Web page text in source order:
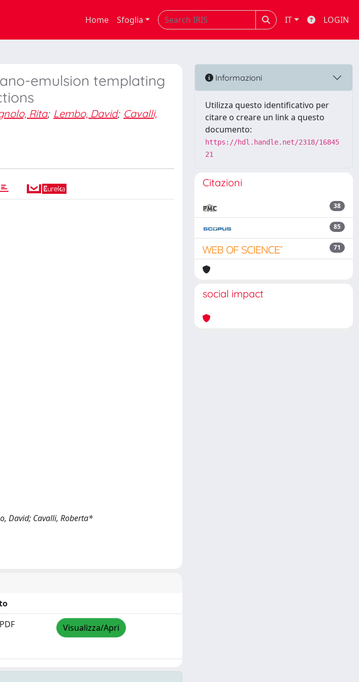
Home Sfoglia IT LOGIN
emulsion templating
Rita; Lembo, David; Cavalli,
David; Cavalli, Roberta*
Visualizza/Apri
Informazioni
Utilizza questo identificativo per
citare o creare un link a questo
documento:
https://hdl.handle.net/2318/16845
21
Citazioni
38
85
71
social impact